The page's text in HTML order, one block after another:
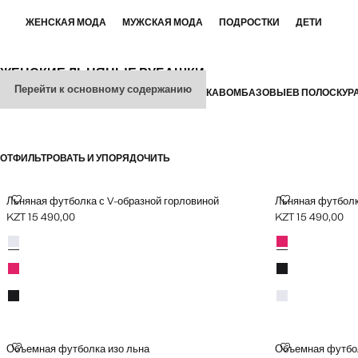
Перейти к основному содержанию
ЖЕНСКАЯ МОДА МУЖСКАЯ МОДА ПОДРОСТКИ ДЕТИ
ЖЕНСКИЕ ЛЬНЯНЫЕ РУБАШКИ
ВСЕС КОРОТКИМ РУКАВОМС ДЛИННЫМ РУКАВОМБАЗОВЫЕВ ПОЛОСКУ
ОТФИЛЬТРОВАТЬ И УПОРЯДОЧИТЬ
Льняная футболка с V-образной горловиной
ЛЬНЯНАЯ ФУТБОЛКА С V-ОБРАЗНОЙ ГОРЛОВИНОЙ
Текущая цена [KZT 15 490,00 ]
KZT 15 490,00
Цвета
Белый
Фуксия
Черный
Льняная
ЛЬНЯНАЯ
Текущая цена
KZT 15 490,00
Цвета
Фуксия
Черный
Белый
Объемная футболка изо льна
ОБЪЕМНАЯ ФУТБОЛКА ИЗО ЛЬНА Объемная
ОБЪЕМНАЯ